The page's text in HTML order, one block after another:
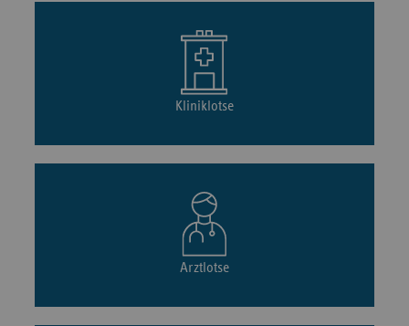
Kliniklotse
Arztlotse